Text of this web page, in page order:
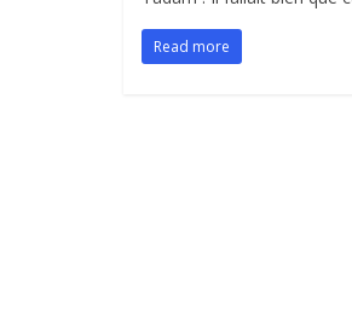
Read more